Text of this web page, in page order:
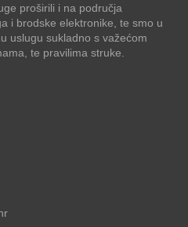
proširili i na područja
i brodske elektronike, te smo u
uslugu sukladno s važećom
te pravilima struke.